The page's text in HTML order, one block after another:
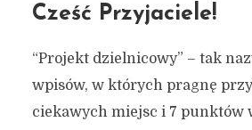
Cześć Przyjaciele!
“Projekt dzielnicowy” – tak
wpisów, w których pragnę
ciekawych miejsc i 7 punktów